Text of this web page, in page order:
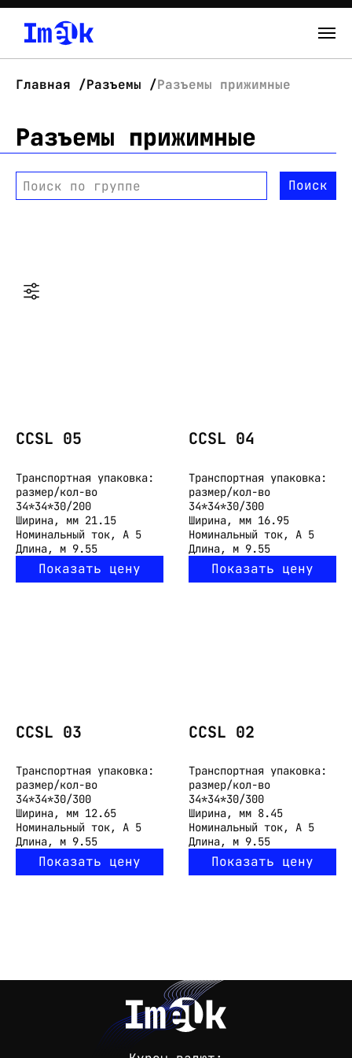
Новости
Главная Разъемы Разъемы прижимные
Разъемы прижимные
Поиск по группе Поиск
CCSL 05
Транспортная упаковка:
размер/кол-во
34*34*30/200
Ширина, мм 21.15
Номинальный ток, А 5
Длина, м 9.55
Показать цену
CCSL 04
Транспортная упаковка:
размер/кол-во
34*34*30/300
Ширина, мм 16.95
Номинальный ток, А 5
Длина, м 9.55
Показать цену
CCSL 03
Транспортная упаковка:
размер/кол-во
34*34*30/300
Ширина, мм 12.65
Номинальный ток, А 5
Длина, м 9.55
Показать цену
CCSL 02
Транспортная упаковка:
размер/кол-во
34*34*30/300
Ширина, мм 8.45
Номинальный ток, А 5
Длина, м 9.55
Показать цену